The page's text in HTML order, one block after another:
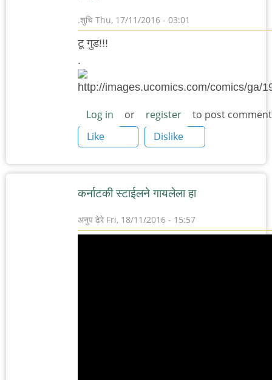
.शुचि Thu, 17/11/2016 - 03:01
टू गुड!!!
.
Log in or register
to post
Like
Dislike
कर्नाटकी स्टाईलने गायलेला हा
अनुप ढेरे Fri, 18/11/2016 - 15:57